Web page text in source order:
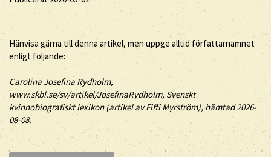
Hänvisa gärna till denna artikel, men uppge alltid författarnamnet
enligt följande:
Carolina Josefina Rydholm,
www.skbl.se/sv/artikel/JosefinaRydholm, Svenskt
kvinnobiografiskt lexikon (artikel avFiffi Myrström), hämtad 2026-
08-08.